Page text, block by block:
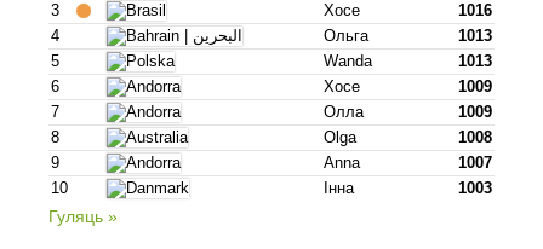
3
Хосе
1016
4
Ольга
1013
5
Wanda
1013
6
Хосе
1009
7
Олла
1009
8
Olga
1008
9
Anna
1007
10
Інна 1003
Гуляць »